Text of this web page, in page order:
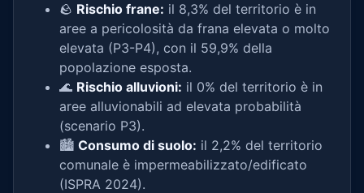
🪨 Rischio frane: il 8,3% del territorio è in
aree a pericolosità da frana elevata o molto
elevata (P3-P4), con il 59,9% della
popolazione esposta.
🌊 Rischio alluvioni: il 0% del territorio è in
aree alluvionabili ad elevata probabilità
(scenario P3).
🏙️ Consumo di suolo: il 2,2% del territorio
comunale è impermeabilizzato/edificato
(ISPRA 2024).